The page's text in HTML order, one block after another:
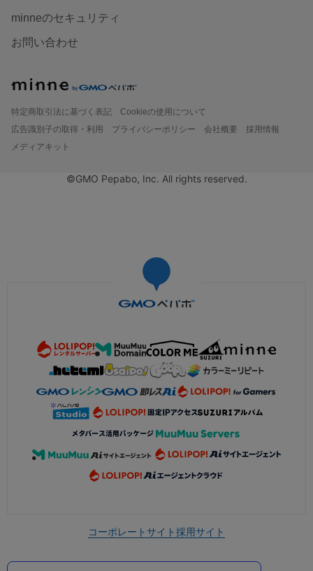
minneのセキュリティ
お問い合わせ
特定商取引法に基づく表記
Cookieの使用について
広告識別子の取得・利用
プライバシーポリシー 会社概要
採用情報
メディアキット
©GMO Pepabo, Inc. All rights reserved.
コーポレートサイト採用サイト